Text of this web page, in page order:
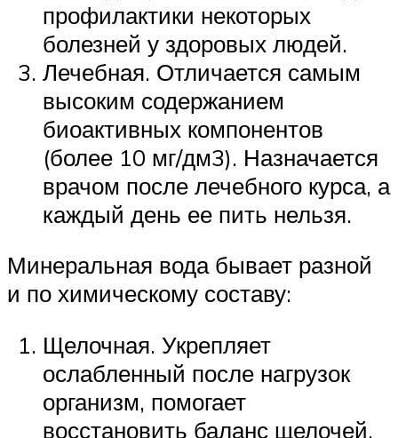
профилактики некоторых
болезней у здоровых людей.
Лечебная. Отличается самым
высоким содержанием
биоактивных компонентов
(более 10 мг/дм3). Назначается
врачом после лечебного курса, а
каждый день ее пить нельзя.
Минеральная вода бывает разной
и по химическому составу:
Щелочная. Укрепляет
ослабленный после нагрузок
организм, помогает
восстановить баланс щелочей.